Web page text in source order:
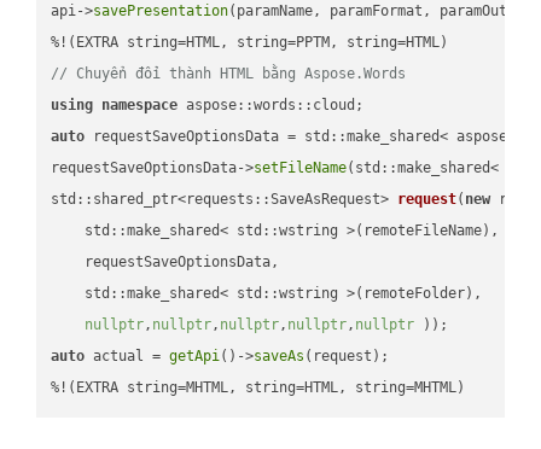
api->savePresentation(paramName, paramFormat,
// Chuyển đổi thành HTML bằng Aspose.Words
using namespace
auto requestSaveOptionsData = std::make_shared<
requestSaveOptionsData->setFileName(std::make_shared<
std::shared_ptr<requests::SaveAsRequest> request( new
    std::make_shared< std::wstring >(remoteFileName),
    requestSaveOptionsData,
    std::make_shared< std::wstring >(remoteFolder),
nullptr, nullptr, nullptr, nullptr, nullptr ))
auto actual = getApi()->saveAs (request);
%!(EXTRA string=MHTML, string=HTML, string=MHTML)